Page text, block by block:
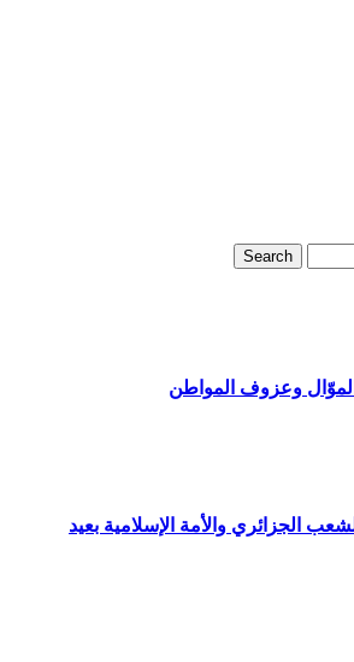
Search
وعزوف المواطن
الجزائري والأمة الإسلامية بعيد